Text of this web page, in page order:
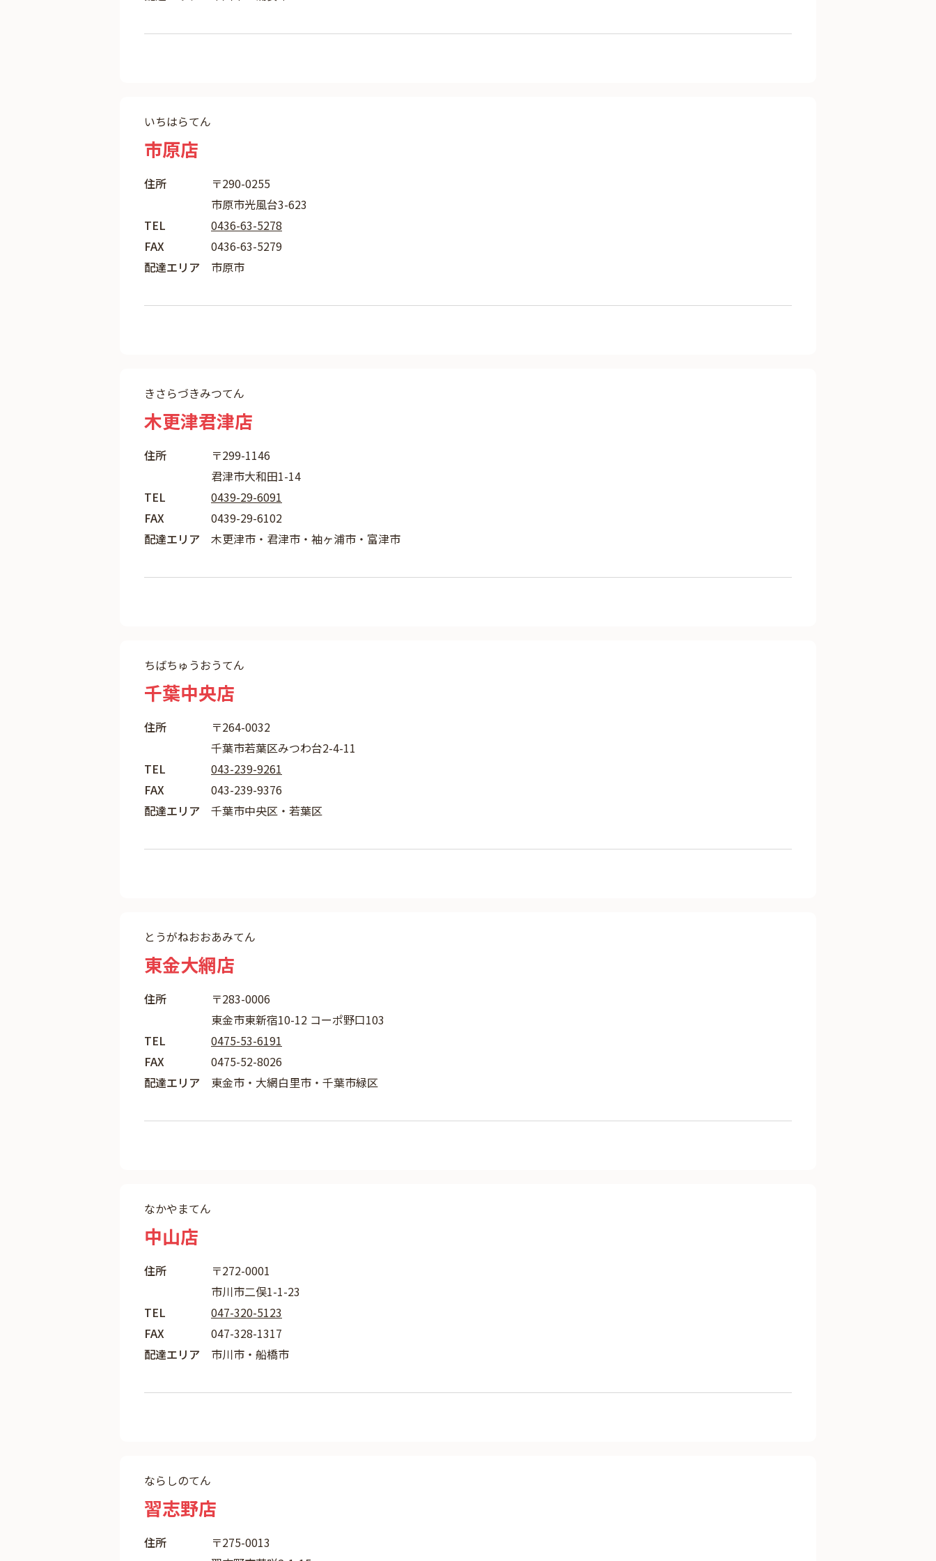
いちはらてん
市原店
住所
〒290-0255
市原市光風台3-623
TEL
0436-63-5278
FAX
0436-63-5279
配達エリア
市原市
きさらづきみつてん
木更津君津店
住所
〒299-1146
君津市大和田1-14
TEL
0439-29-6091
FAX
0439-29-6102
配達エリア
木更津市・君津市・袖ヶ浦市・富津市
ちばちゅうおうてん
千葉中央店
住所
〒264-0032
千葉市若葉区みつわ台2-4-11
TEL
043-239-9261
FAX
043-239-9376
配達エリア
千葉市中央区・若葉区
とうがねおおあみてん
東金大網店
住所
〒283-0006
東金市東新宿10-12 コーポ野口103
TEL
0475-53-6191
FAX
0475-52-8026
配達エリア
東金市・大網白里市・千葉市緑区
なかやまてん
中山店
住所
〒272-0001
市川市二俣1-1-23
TEL
047-320-5123
FAX
047-328-1317
配達エリア
市川市・船橋市
ならしのてん
習志野店
住所
〒275-0013